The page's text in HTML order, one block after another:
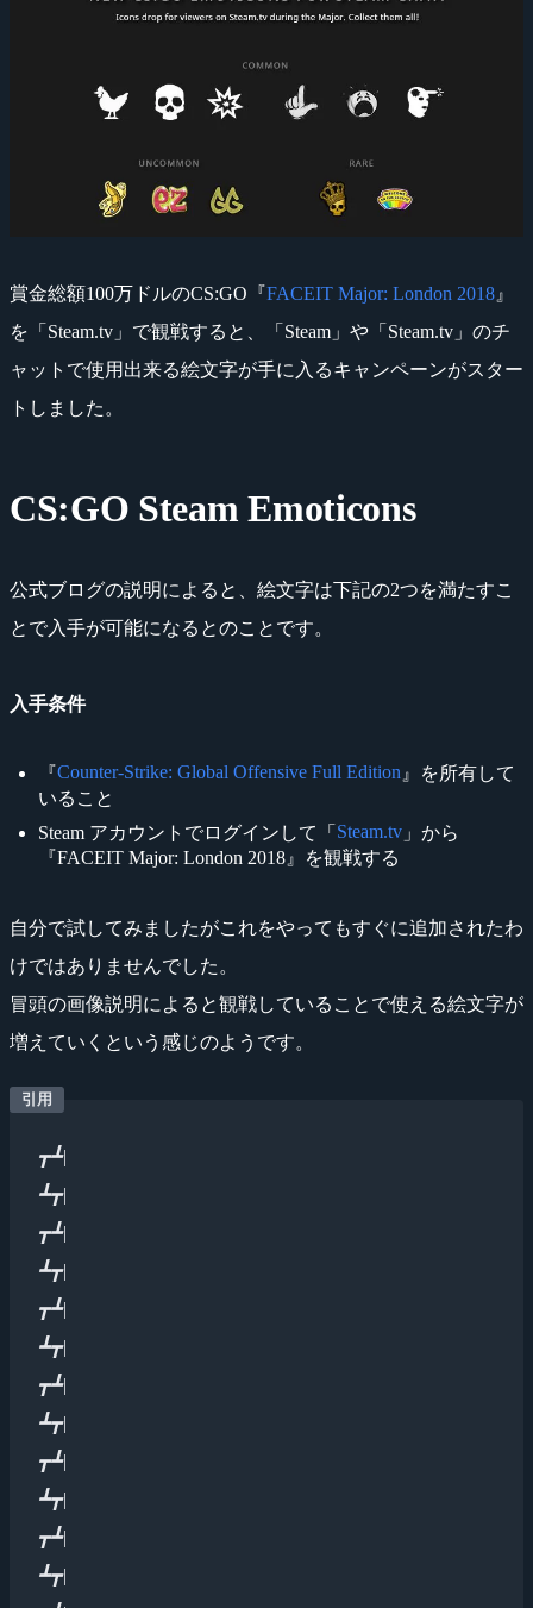
賞金総額100万ドルのCS:GO『FACEIT Major: London 2018 』
を「Steam.tv」で観戦すると、「Steam」や「Steam.tv」のチ
ャットで使用出来る絵文字が手に入るキャンペーンがスター
トしました。
CS:GO Steam Emoticons
公式ブログの説明によると、絵文字は下記の2つを満たすこ
とで入手が可能になるとのことです。
入手条件
『Counter-Strike: Global Offensive Full Edition 』を所有して
いること
Steam アカウントでログインして「 Steam.tv 」から
『FACEIT Major: London 2018』を観戦する
自分で試してみましたがこれをやってもすぐに追加されたわ
けではありませんでした。
冒頭の画像説明によると観戦していることで使える絵文字が
増えていくという感じのようです。
┳┻|
┻┳|
┳┻|
┻┳|
┳┻|
┻┳|
┳┻|
┻┳|
┳┻|
┻┳|
┳┻|
┻┳|